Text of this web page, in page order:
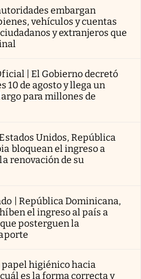
embargan
vehículos y cuentas
y extranjeros que
| El Gobierno decretó
10 de agosto y llega un
para millones de
Unidos, República
bloquean el ingreso a
renovación de su
| República Dominicana,
el ingreso al país a
posterguen la
papel higiénico hacia
es la forma correcta y